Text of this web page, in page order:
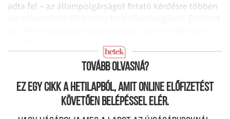
adta fel – az állampolgárságot firtató kérdésre többen
kérdésessé teheti az akció sikerességét.
Tovább olvasná?
Ez egy cikk a hetilapból, amit online előfizetést
követően belépéssel elér.